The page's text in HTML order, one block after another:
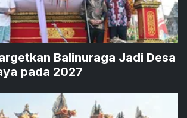
Balinuraga Jadi Desa
pada 2027